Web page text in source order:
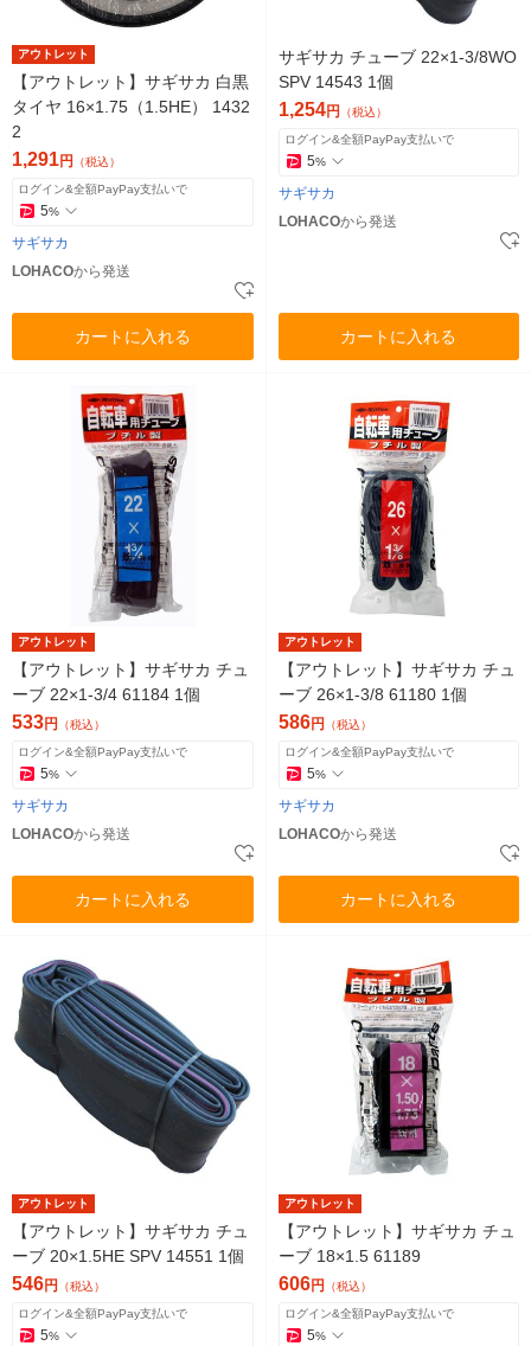
アウトレット
【アウトレット】サギサカ 白黒
タイヤ 16×1.75（1.5HE） 1432
2
1,291円 （税込）
ログイン&全額PayPay支払いで
5%
サギサカ
LOHACOから発送
カートに入れる
サギサカ チューブ 22×1-3/8WO
SPV 14543 1個
1,254円 （税込）
ログイン&全額PayPay支払いで
5%
サギサカ
LOHACOから発送
カートに入れる
アウトレット
【アウトレット】サギサカ チュ
ーブ 22×1-3/4 61184 1個
533円 （税込）
ログイン&全額PayPay支払いで
5%
サギサカ
LOHACOから発送
カートに入れる
アウトレット
【アウトレット】サギサカ チュ
ーブ 26×1-3/8 61180 1個
586円 （税込）
ログイン&全額PayPay支払いで
5%
サギサカ
LOHACOから発送
カートに入れる
アウトレット
【アウトレット】サギサカ チュ
ーブ 20×1.5HE SPV 14551 1個
546円 （税込）
ログイン&全額PayPay支払いで
5%
アウトレット
【アウトレット】サギサカ チュ
ーブ 18×1.5 61189
606円 （税込）
ログイン&全額PayPay支払いで
5%